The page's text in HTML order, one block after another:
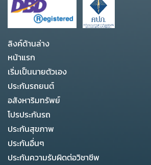
ลิงค์ด้านล่าง
หน้าแรก
เริ่มเป็นนายตัวเอง
ประกันรถยนต์
อสังหาริมทรัพย์
โปรประกันรถ
ประกันสุขภาพ
ประกันอื่นๆ
ประกันความรับผิดต่อวิชาชีพ